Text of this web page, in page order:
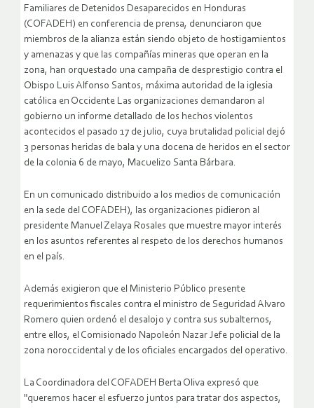
Familiares de Detenidos Desaparecidos en Honduras
(COFADEH) en conferencia de prensa, denunciaron que
miembros de la alianza están siendo objeto de hostigamientos
y amenazas y que las compañías mineras que operan en la
zona, han orquestado una campaña de desprestigio contra el
Obispo Luis Alfonso Santos, máxima autoridad de la iglesia
católica en Occidente Las organizaciones demandaron al
gobierno un informe detallado de los hechos violentos
acontecidos el pasado 17 de julio, cuya brutalidad policial dejó
3 personas heridas de bala y una docena de heridos en el sector
de la colonia 6 de mayo, Macuelizo Santa Bárbara.
En un comunicado distribuido a los medios de comunicación
en la sede del COFADEH), las organizaciones pidieron al
presidente Manuel Zelaya Rosales que muestre mayor interés
en los asuntos referentes al respeto de los derechos humanos
en el país.
Además exigieron que el Ministerio Público presente
requerimientos fiscales contra el ministro de Seguridad Alvaro
Romero quien ordenó el desalojo y contra sus subalternos,
entre ellos, el Comisionado Napoleón Nazar Jefe policial de la
zona noroccidental y de los oficiales encargados del operativo.
La Coordinadora del COFADEH Berta Oliva expresó que
"queremos hacer el esfuerzo juntos para tratar dos aspectos,